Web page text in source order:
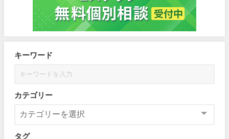
キーワード
カテゴリー
タグ